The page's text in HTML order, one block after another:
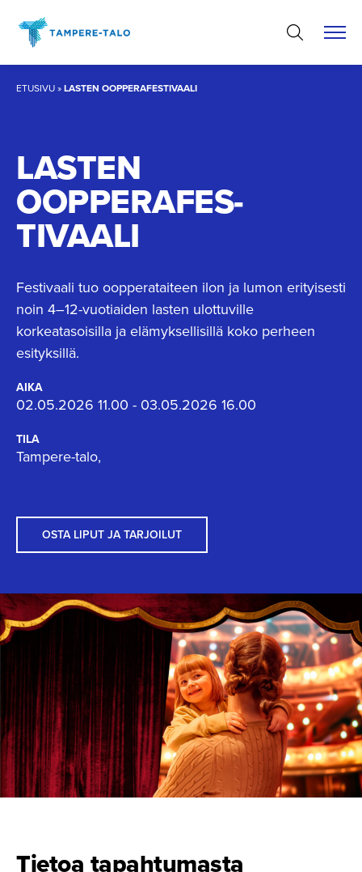
sisältöön
ETUSIVU»LASTEN OOPPERAFESTIVAALI
LASTEN
OOPPERAFES­
TIVAALI
Festivaali tuo oopperataiteen ilon ja lumon erityisesti
noin 4–12-vuotiaiden lasten ulottuville
korkeatasoisilla ja elämyksellisillä koko perheen
esityksillä.
AIKA
02.05.2026 11.00 - 03.05.2026 16.00
TILA
Tampere-talo,
OSTA LIPUT JA TARJOILUT
Tietoa tapahtumasta